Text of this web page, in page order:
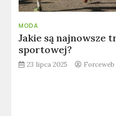
MODA
Jakie są najnowsze
sportowej?
23 lipca 2025 Forceweb